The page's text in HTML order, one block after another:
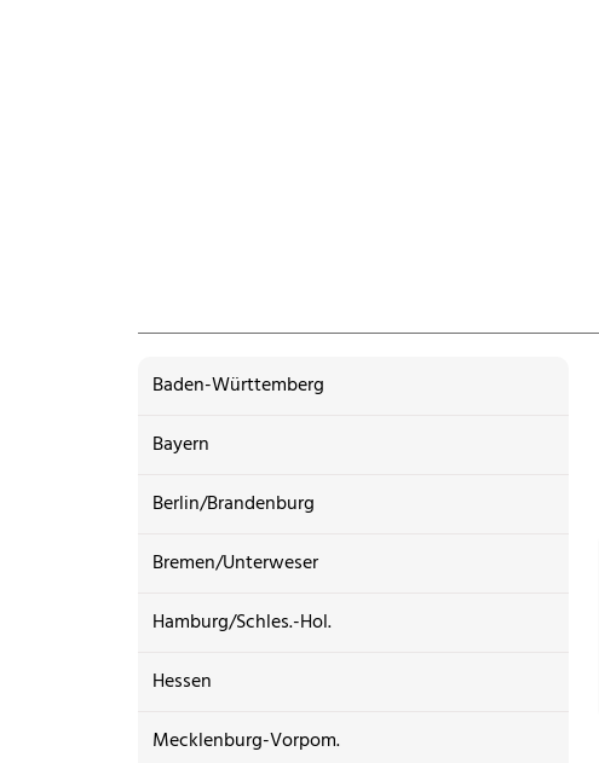
Baden-Württemberg
Bayern
Berlin/Brandenburg
Bremen/Unterweser
Hamburg/Schles.-Hol.
Hessen
Mecklenburg-Vorpom.